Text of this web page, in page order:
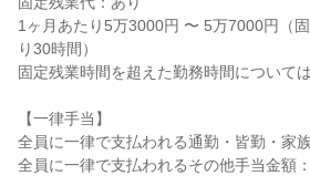
1ヶ月あたり5万3000円 〜 5万7000円（
り30時間）
固定残業時間を超えた勤務時間について
【一律手当】
全員に一律で支払われる通勤・皆勤・家
全員に一律で支払われるその他手当金額